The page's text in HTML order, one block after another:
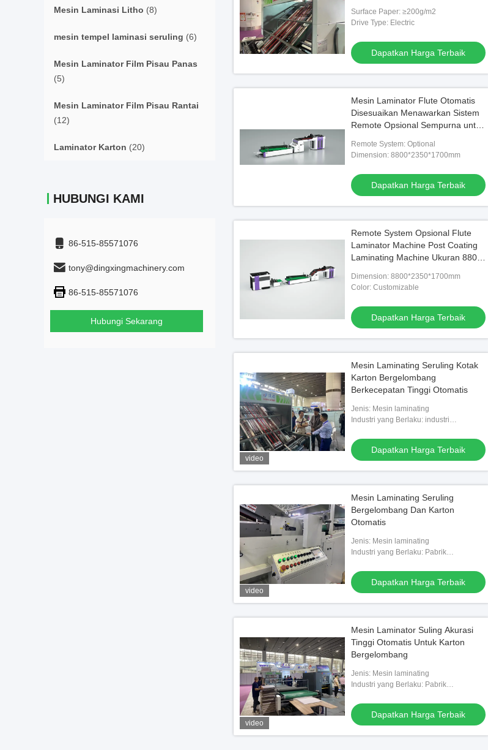
Mesin Laminasi Litho (8)
mesin tempel laminasi seruling (6)
Mesin Laminator Film Pisau Panas
(5)
Mesin Laminator Film Pisau Rantai
(12)
Laminator Karton (20)
HUBUNGI KAMI
86-515-85571076
tony@dingxingmachinery.com
86-515-85571076
Hubungi Sekarang
Surface Paper: ≥200g/m2
Drive Type: Electric
Dapatkan Harga Terbaik
Mesin Laminator Flute Otomatis
Disesuaikan Menawarkan Sistem
Remote Opsional Sempurna untuk
Remote System: Optional
Dimension: 8800*2350*1700mm
Dapatkan Harga Terbaik
Remote System Opsional Flute
Laminator Machine Post Coating
Laminating Machine Ukuran 8800
laminasi yang konsisten
Dimension: 8800*2350*1700mm
Color: Customizable
Dapatkan Harga Terbaik
video
Mesin Laminating Seruling Kotak
Karton Bergelombang
Berkecepatan Tinggi Otomatis
Jenis: Mesin laminating
Industri yang Berlaku: industri
Dapatkan Harga Terbaik
video
Mesin Laminating Seruling
Bergelombang Dan Karton
Otomatis
Jenis: Mesin laminating
Industri yang Berlaku: Pabrik
Dapatkan Harga Terbaik
video
Mesin Laminator Suling Akurasi
Tinggi Otomatis Untuk Karton
Bergelombang
Jenis: Mesin laminating
Industri yang Berlaku: Pabrik
pengepakan
Dapatkan Harga Terbaik